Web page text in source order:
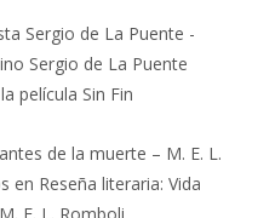
Sergio de La Puente -
Sergio de La Puente
película Sin Fin
de la muerte – M. E. L.
en Reseña literaria: Vida